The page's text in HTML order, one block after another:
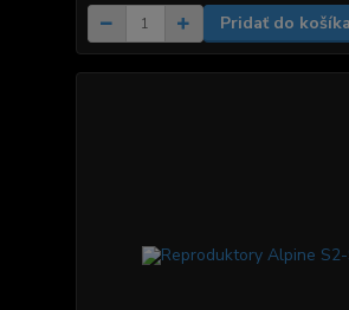
Pridať do košíka